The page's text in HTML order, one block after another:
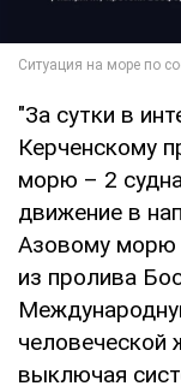
"За сутки в
Керченскому
морю – 2
движение в
Азовому морю
из пролива
человеческой
выключая